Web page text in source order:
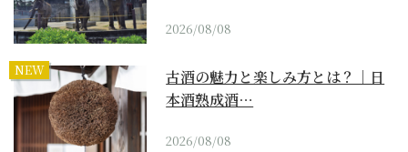
2026/08/08
NEW
古酒の魅力と楽しみ方とは？｜日
本酒熟成酒…
2026/08/08